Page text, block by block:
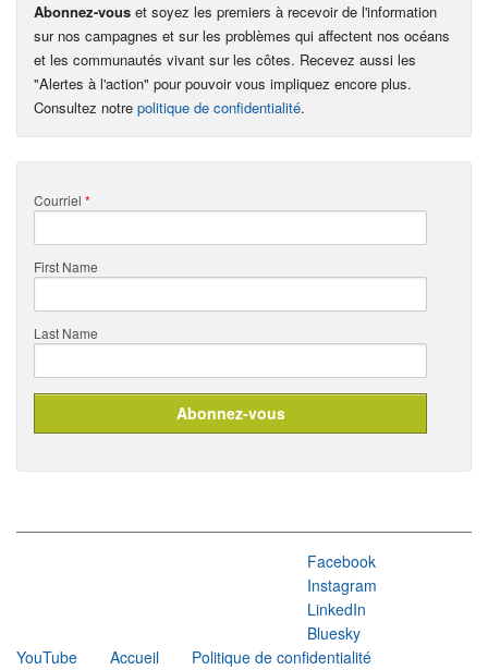
Abonnez-vous et soyez les premiers à recevoir de l'information
sur nos campagnes et sur les problèmes qui affectent nos océans
et les communautés vivant sur les côtes. Recevez aussi les
"Alertes à l'action" pour pouvoir vous impliquez encore plus.
Consultez notre politique de confidentialité.
Courriel *
First Name
Last Name
Facebook
Instagram
LinkedIn
Bluesky
YouTube
Accueil Politique de confidentialité